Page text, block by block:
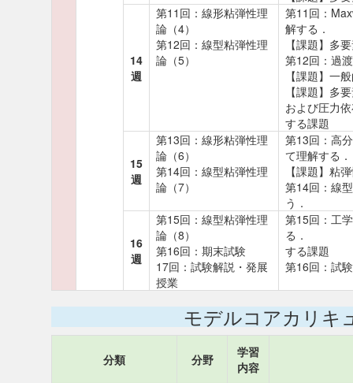
14
週
第11回：線形粘弾性理
論（4）
第12回：線型粘弾性理
論（5）
第11回：
解する．
【課題】多
第12回：過
【課題】一
【課題】多
および圧力
する課題
15
週
第13回：線形粘弾性理
論（6）
第14回：線型粘弾性理
論（7）
第13回：高
て理解する．
【課題】粘
第14回：線
う．
16
週
第15回：線型粘弾性理
論（8）
第16回：期末試験
17回：試験解説・発展
授業
第15回：工
る．
する課題
第16回：試
モデルコアカリキ
分類 分野
学習
内容